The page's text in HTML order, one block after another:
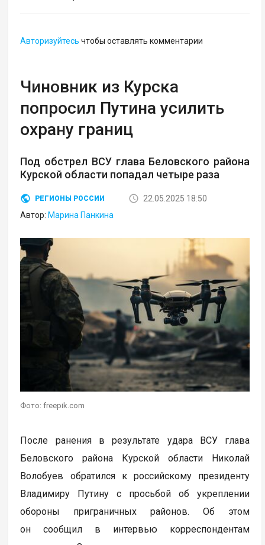
Авторизуйтесь чтобы оставлять комментарии
Чиновник из Курска
попросил Путина усилить
охрану границ
Под обстрел ВСУ глава Беловского района
Курской области попадал четыре раза
РЕГИОНЫ РОССИИ
22.05.2025 18:50
Автор: Марина Панкина
Фото: freepik.com
После ранения в результате удара ВСУ глава
Беловского района Курской области Николай
Волобуев обратился к российскому президенту
Владимиру Путину с просьбой об укреплении
обороны приграничных районов. Об этом
он сообщил в интервью корреспондентам